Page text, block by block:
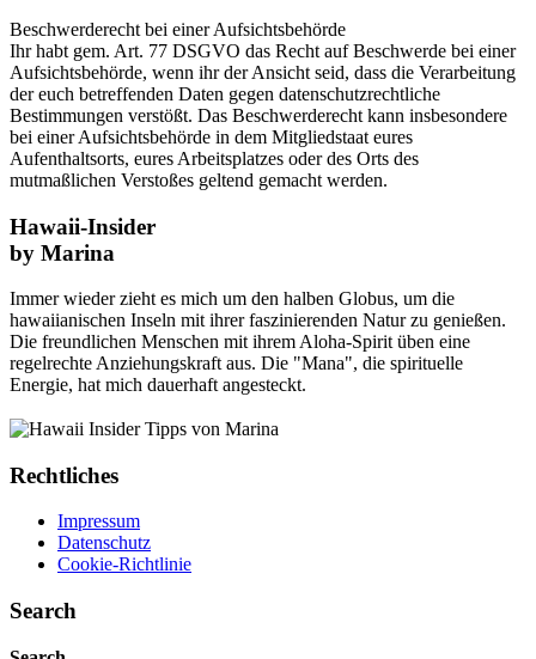
Beschwerderecht bei einer Aufsichtsbehörde
Ihr habt gem. Art. 77 DSGVO das Recht auf Beschwerde bei einer
Aufsichtsbehörde, wenn ihr der Ansicht seid, dass die Verarbeitung
der euch betreffenden Daten gegen datenschutzrechtliche
Bestimmungen verstößt. Das Beschwerderecht kann insbesondere
bei einer Aufsichtsbehörde in dem Mitgliedstaat eures
Aufenthaltsorts, eures Arbeitsplatzes oder des Orts des
mutmaßlichen Verstoßes geltend gemacht werden.
Hawaii-Insider
by Marina
Immer wieder zieht es mich um den halben Globus, um die
hawaiianischen Inseln mit ihrer faszinierenden Natur zu genießen.
Die freundlichen Menschen mit ihrem Aloha-Spirit üben eine
regelrechte Anziehungskraft aus. Die "Mana", die spirituelle
Energie, hat mich dauerhaft angesteckt.
Rechtliches
Impressum
Datenschutz
Cookie-Richtlinie
Search